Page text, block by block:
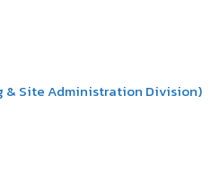
& Site Administration Division)